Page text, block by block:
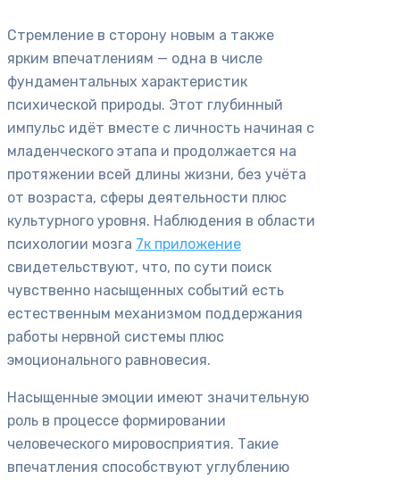
Стремление в сторону новым а также
ярким впечатлениям — одна в числе
фундаментальных характеристик
психической природы. Этот глубинный
импульс идёт вместе с личность начиная с
младенческого этапа и продолжается на
протяжении всей длины жизни, без учёта
от возраста, сферы деятельности плюс
культурного уровня. Наблюдения в области
психологии мозга 7к приложение
свидетельствуют, что, по сути поиск
чувственно насыщенных событий есть
естественным механизмом поддержания
работы нервной системы плюс
эмоционального равновесия.
Насыщенные эмоции имеют значительную
роль в процессе формировании
человеческого мировосприятия. Такие
впечатления способствуют углублению